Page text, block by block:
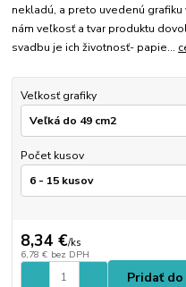
nekladú, a preto uvedenú
nám veľkosť a tvar produktu
svadbu je ich životnosť- papie...
Veľkosť grafiky
Počet kusov
8,34 €/ks
6,78 € bez DPH
Pridať